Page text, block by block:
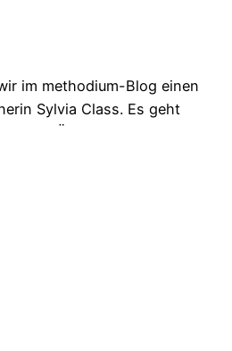
im methodium-Blog einen
Sylvia Class. Es geht